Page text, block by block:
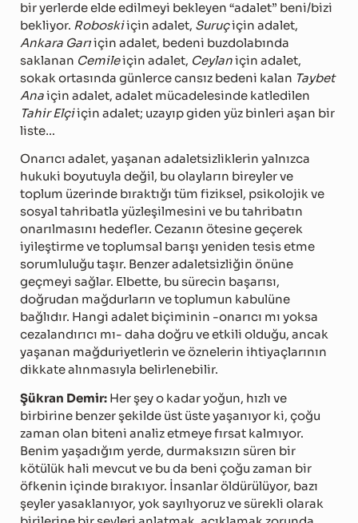
bir yerlerde elde edilmeyi bekleyen “adalet” beni/bizi
bekliyor. Roboskiiçin adalet, Suruçiçin adalet,
Ankara Garıiçin adalet, bedeni buzdolabında
saklanan Cemileiçin adalet, Ceylaniçin adalet,
sokak ortasında günlerce cansız bedeni kalan Taybet
Anaiçin adalet, adalet mücadelesinde katledilen
Tahir Elçiiçin adalet; uzayıp giden yüz binleri aşan bir
liste…
Onarıcı adalet, yaşanan adaletsizliklerin yalnızca
hukuki boyutuyla değil, bu olayların bireyler ve
toplum üzerinde bıraktığı tüm fiziksel, psikolojik ve
sosyal tahribatla yüzleşilmesini ve bu tahribatın
onarılmasını hedefler. Cezanın ötesine geçerek
iyileştirme ve toplumsal barışı yeniden tesis etme
sorumluluğu taşır. Benzer adaletsizliğin önüne
geçmeyi sağlar. Elbette, bu sürecin başarısı,
doğrudan mağdurların ve toplumun kabulüne
bağlıdır. Hangi adalet biçiminin -onarıcı mı yoksa
cezalandırıcı mı- daha doğru ve etkili olduğu, ancak
yaşanan mağduriyetlerin ve öznelerin ihtiyaçlarının
dikkate alınmasıyla belirlenebilir.
Şükran Demir: Her şey o kadar yoğun, hızlı ve
birbirine benzer şekilde üst üste yaşanıyor ki, çoğu
zaman olan biteni analiz etmeye fırsat kalmıyor.
Benim yaşadığım yerde, durmaksızın süren bir
kötülük hali mevcut ve bu da beni çoğu zaman bir
öfkenin içinde bırakıyor. İnsanlar öldürülüyor, bazı
şeyler yasaklanıyor, yok sayılıyoruz ve sürekli olarak